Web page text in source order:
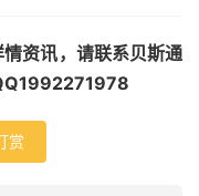
资讯，请联系贝斯通
赏